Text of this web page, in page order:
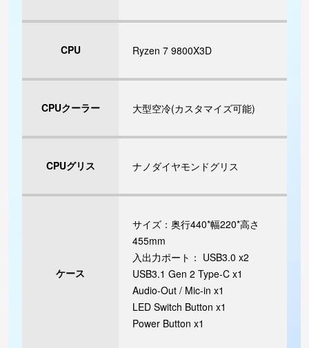
CPU Ryzen 7 9800X3D
CPUクーラー 大型空冷(カスタマイズ可能)
CPUグリス ナノダイヤモンドグリス
ケース
サイズ：奥行440*幅220*高さ
455mm
入出力ポート： USB3.0 x2
USB3.1 Gen 2 Type-C x1
Audio-Out / Mic-in x1
LED Switch Button x1
Power Button x1